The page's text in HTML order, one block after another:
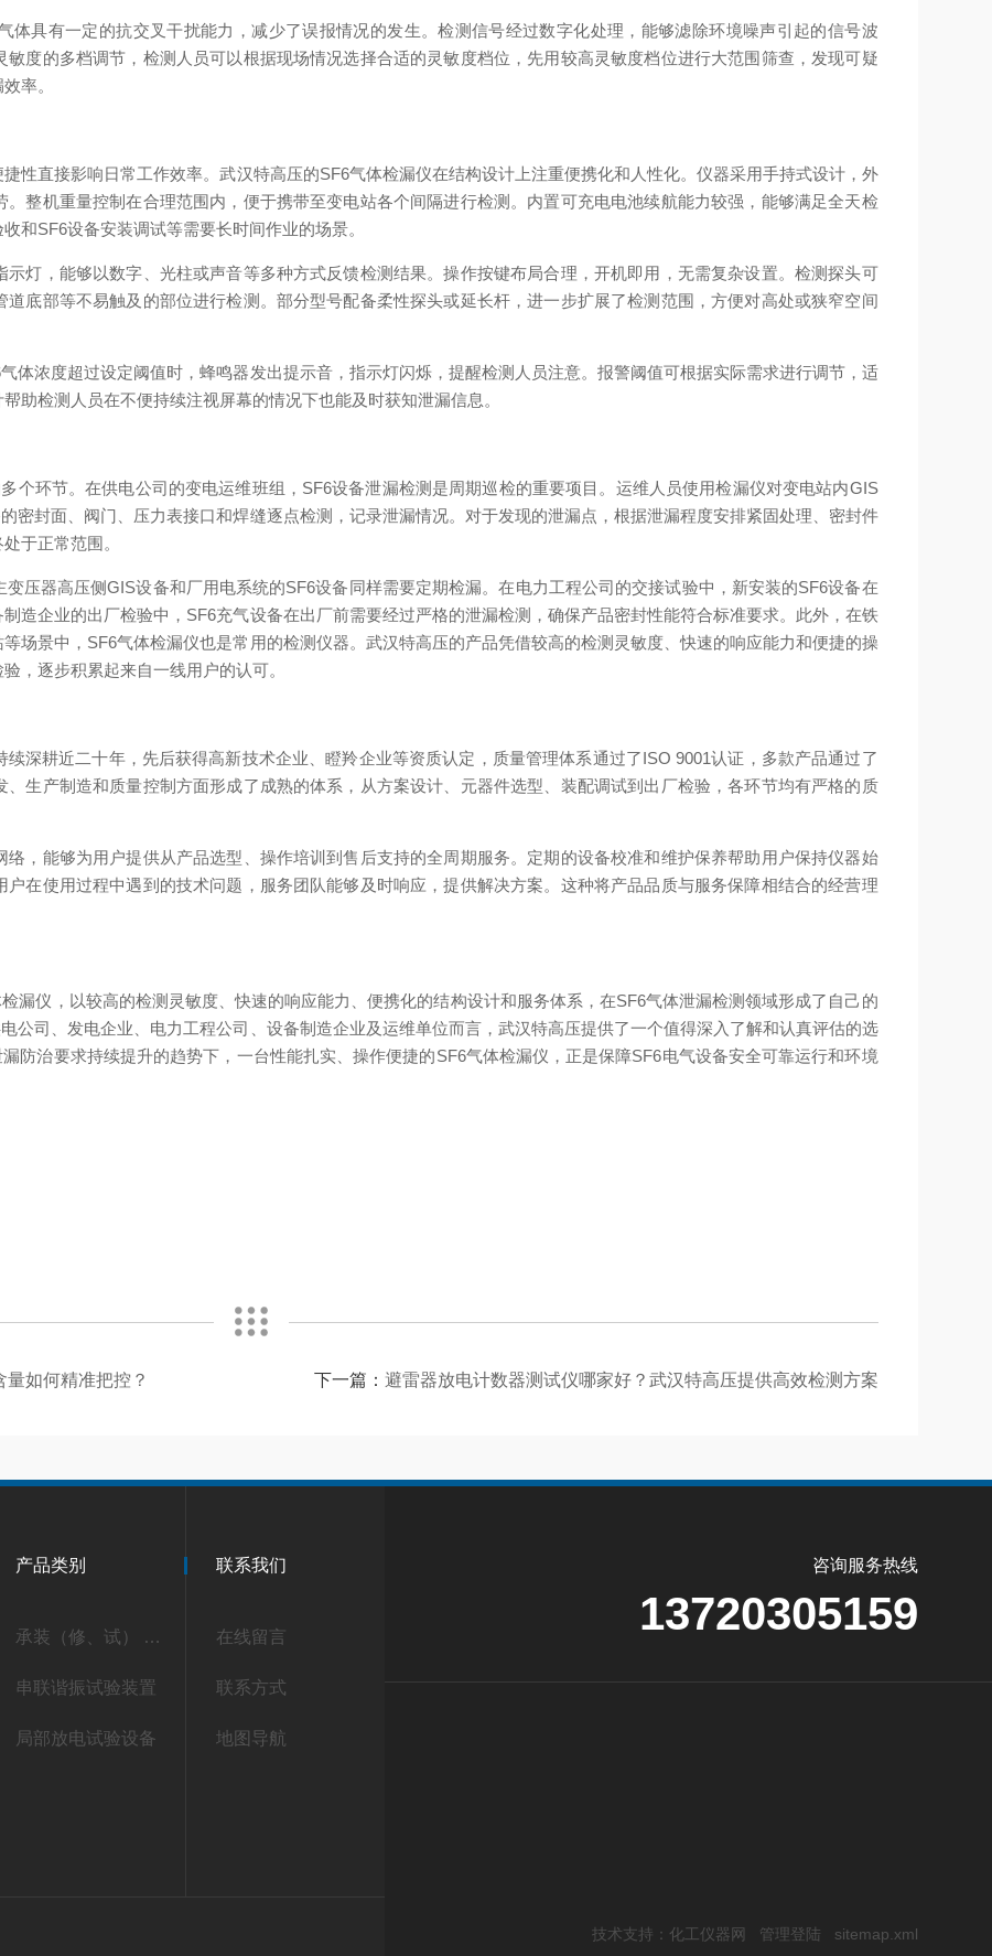
体具有一定的抗交叉干扰能力，减少了误报情况的发生。检测信号经过数字化处理，能够滤除环境噪声引起的信号波
度的多档调节，检测人员可以根据现场情况选择合适的灵敏度档位，先用较高灵敏度档位进行大范围筛查，发现可疑
率。
性直接影响日常工作效率。武汉特高压的SF6气体检漏仪在结构设计上注重便携化和人性化。仪器采用手持式设计，外
整机重量控制在合理范围内，便于携带至变电站各个间隔进行检测。内置可充电电池续航能力较强，能够满足全天检
和SF6设备安装调试等需要长时间作业的场景。
灯，能够以数字、光柱或声音等多种方式反馈检测结果。操作按键布局合理，开机即用，无需复杂设置。检测探头可
底部等不易触及的部位进行检测。部分型号配备柔性探头或延长杆，进一步扩展了检测范围，方便对高处或狭窄空间
体浓度超过设定阈值时，蜂鸣器发出提示音，指示灯闪烁，提醒检测人员注意。报警阈值可根据实际需求进行调节，适
助检测人员在不便持续注视屏幕的情况下也能及时获知泄漏信息。
个环节。在供电公司的变电运维班组，SF6设备泄漏检测是周期巡检的重要项目。运维人员使用检漏仪对变电站内GIS
密封面、阀门、压力表接口和焊缝逐点检测，记录泄漏情况。对于发现的泄漏点，根据泄漏程度安排紧固处理、密封件
于正常范围。
压器高压侧GIS设备和厂用电系统的SF6设备同样需要定期检漏。在电力工程公司的交接试验中，新安装的SF6设备在
造企业的出厂检验中，SF6充气设备在出厂前需要经过严格的泄漏检测，确保产品密封性能符合标准要求。此外，在铁
场景中，SF6气体检漏仪也是常用的检测仪器。武汉特高压的产品凭借较高的检测灵敏度、快速的响应能力和便捷的操
，逐步积累起来自一线用户的认可。
深耕近二十年，先后获得高新技术企业、瞪羚企业等资质认定，质量管理体系通过了ISO 9001认证，多款产品通过了
生产制造和质量控制方面形成了成熟的体系，从方案设计、元器件选型、装配调试到出厂检验，各环节均有严格的质
，能够为用户提供从产品选型、操作培训到售后支持的全周期服务。定期的设备校准和维护保养帮助用户保持仪器始
在使用过程中遇到的技术问题，服务团队能够及时响应，提供解决方案。这种将产品品质与服务保障相结合的经营理
漏仪，以较高的检测灵敏度、快速的响应能力、便携化的结构设计和服务体系，在SF6气体泄漏检测领域形成了自己的
公司、发电企业、电力工程公司、设备制造企业及运维单位而言，武汉特高压提供了一个值得深入了解和认真评估的选
防治要求持续提升的趋势下，一台性能扎实、操作便捷的SF6气体检漏仪，正是保障SF6电气设备安全可靠运行和环境
如何精准把控？ 下一篇： 避雷器放电计数器测试仪哪家好？武汉特高压提供高效检测方案
产品类别
承装（修、试） 承试类仪器
串联谐振试验装置
局部放电试验设备
联系我们
在线留言
联系方式
地图导航
咨询服务热线
13720305159
技术支持： 化工仪器网 管理登陆 sitemap.xml